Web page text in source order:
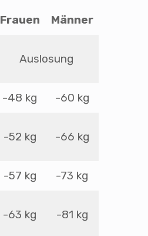
Frauen Männer
Auslosung
-48 kg -60 kg
-52 kg -66 kg
-57 kg -73 kg
-63 kg -81 kg